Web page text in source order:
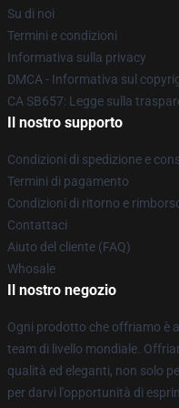
Su di noi
Termini e condizioni
Informativa sulla privacy
DMCA - Informativa sul
CA SB657: Legge sulla
Il nostro supporto
Condizioni di spedizione e
Termini di pagamento
Condizioni di ritorno e
Contattaci
Aiuto del cliente (FAQ)
Whosale
Il nostro negozio
Ogni prodotto che offriamo è
team di livello mondiale.
qualità ed eleganti, non solo
per darvi l'opportunità di